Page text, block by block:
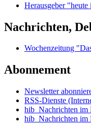
Herausgeber
Nachrichten,
Wochenzeitung
Abonnement
Newsletter
RSS-Dienste
hib_Nachrichten
hib_Nachrichten